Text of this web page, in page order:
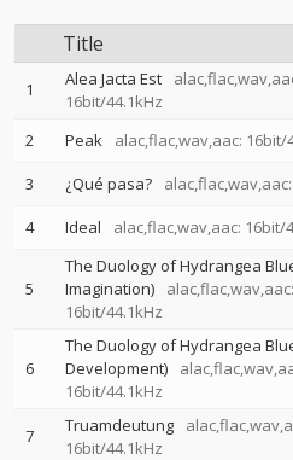
Title
1 Alea Jacta Est
16bit/44.1kHz
2 Peak alac,flac,wav,aac: 16bit/
3
¿Qué pasa?
4
Ideal alac,flac,wav,aac: 16bit/
5
The Duology of Hydrangea
Imagination)
alac,flac,wav,aac:
16bit/44.1kHz
6
The Duology of Hydrangea
Development)
16bit/44.1kHz
7 Truamdeutung
16bit/44.1kHz